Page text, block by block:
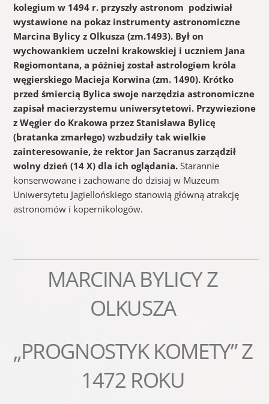
kolegium w 1494 r. przyszły astronom podziwiał
wystawione na pokaz instrumenty astronomiczne
Marcina Bylicy z Olkusza (zm.1493). Był on
wychowankiem uczelni krakowskiej i uczniem Jana
Regiomontana, a później został astrologiem króla
węgierskiego Macieja Korwina (zm. 1490). Krótko
przed śmiercią Bylica swoje narzędzia astronomiczne
zapisał macierzystemu uniwersytetowi. Przywiezione
z Węgier do Krakowa przez Stanisława Bylicę
(bratanka zmarłego) wzbudziły tak wielkie
zainteresowanie, że rektor Jan Sacranus zarządził
wolny dzień (14 X) dla ich oglądania.Starannie
konserwowane i zachowane do dzisiaj w Muzeum
Uniwersytetu Jagiellońskiego stanowią główną atrakcję
astronomów i kopernikologów.
MARCINA BYLICY Z
OLKUSZA
„PROGNOSTYK KOMETY” Z
1472 ROKU